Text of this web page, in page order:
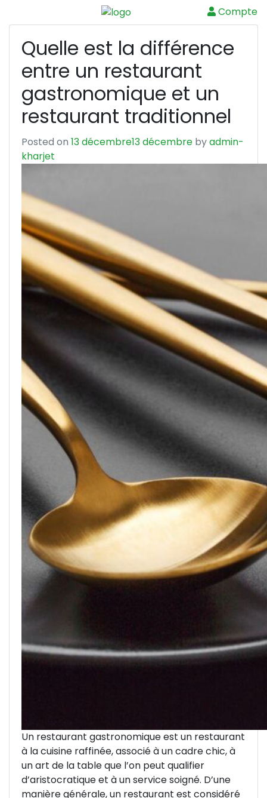
Compte
Quelle est la différence
entre un restaurant
gastronomique et un
restaurant traditionnel
Posted on 13 décembre13 décembre byadmin-
kharjet
Un restaurant gastronomique est un restaurant
à la cuisine raffinée, associé à un cadre chic, à
un art de la table que l’on peut qualifier
d’aristocratique et à un service soigné. D’une
manière générale, un restaurant est considéré